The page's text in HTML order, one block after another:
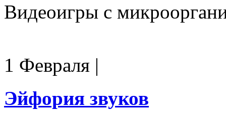
Видеоигры с
1 Февраля |
Эйфория звуков